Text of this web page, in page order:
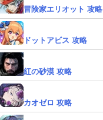
冒険家エリオット 攻略
ドットアビス 攻略
紅の砂漠 攻略
カオゼロ 攻略